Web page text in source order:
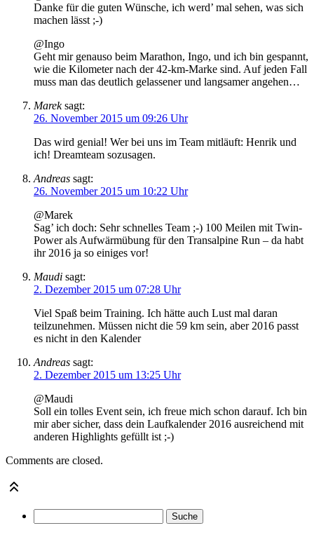
Danke für die guten Wünsche, ich werd’ mal sehen, was sich
machen lässt ;-)
@Ingo
Geht mir genauso beim Marathon, Ingo, und ich bin gespannt,
wie die Kilometer nach der 42-km-Marke sind. Auf jeden Fall
muss man das deutlich gelassener und langsamer angehen…
Marek sagt:
26. November 2015 um 09:26 Uhr
Das wird genial! Wer bei uns im Team mitläuft: Henrik und
ich! Dreamteam sozusagen.
Andreas sagt:
26. November 2015 um 10:22 Uhr
@Marek
Sag’ ich doch: Sehr schnelles Team ;-) 100 Meilen mit Twin-
Power als Aufwärmübung für den Transalpine Run – da habt
ihr 2016 ja so einiges vor!
Maudi sagt:
2. Dezember 2015 um 07:28 Uhr
Viel Spaß beim Training. Ich hätte auch Lust mal daran
teilzunehmen. Müssen nicht die 59 km sein, aber 2016 passt
es nicht in den Kalender
Andreas sagt:
2. Dezember 2015 um 13:25 Uhr
@Maudi
Soll ein tolles Event sein, ich freue mich schon darauf. Ich bin
mir aber sicher, dass dein Laufkalender 2016 ausreichend mit
anderen Highlights gefüllt ist ;-)
Comments are closed.